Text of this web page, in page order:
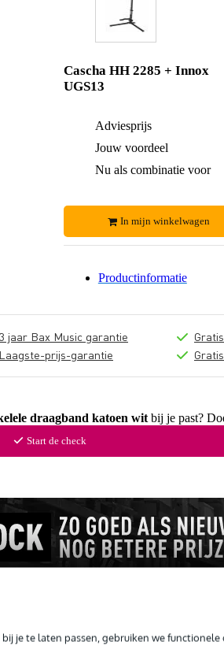
je te laten passen, gebruiken we functionele
Cascha HH 2285 + Innox
UGS13
Adviesprijs
Jouw voordeel
Nu als combinatie voor
In mijn winkelwagen
Productinformatie
3 jaar Bax Music garantie
Laagste-prijs-garantie
draagband katoen witbij je past?
Start de check